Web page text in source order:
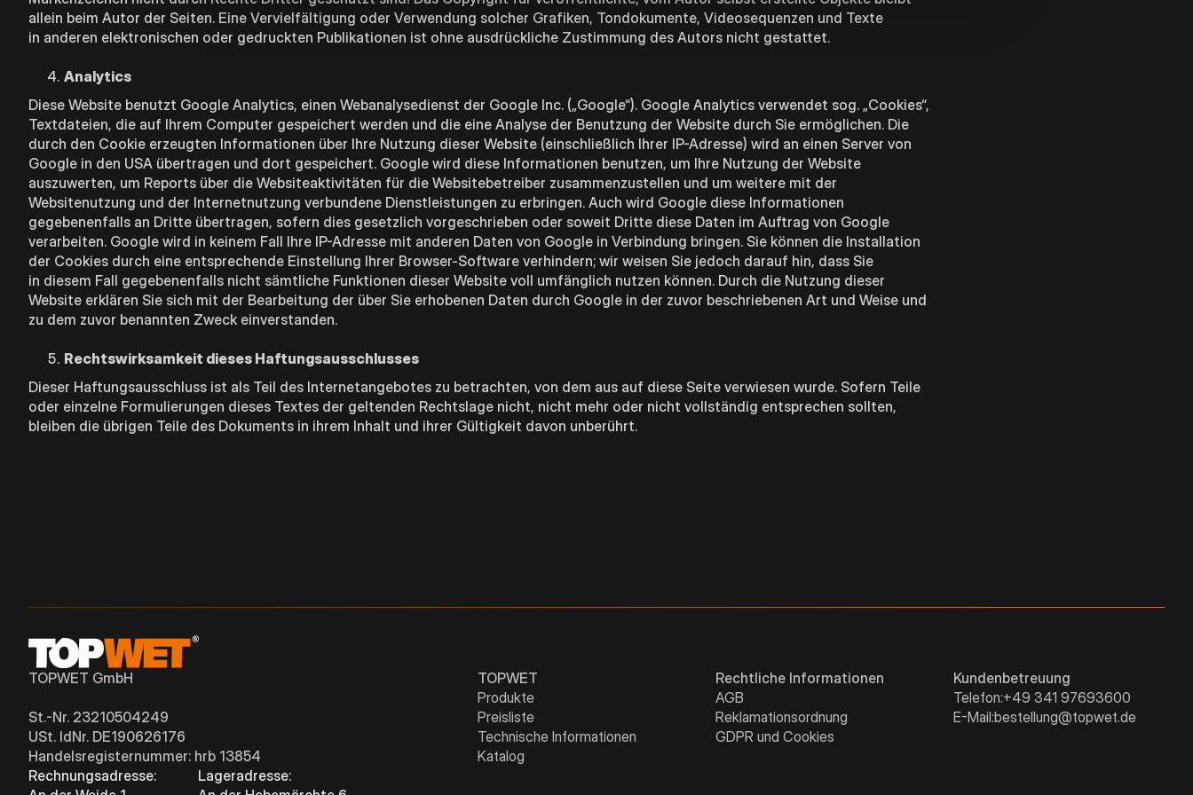
allein beim Autor der Seiten. Eine Vervielfältigung oder Verwendung solcher Grafiken, Tondokumente, Videosequenzen und Texte
in anderen elektronischen oder gedruckten Publikationen ist ohne ausdrückliche Zustimmung des Autors nicht gestattet.
Analytics
Diese Website benutzt Google Analytics, einen Webanalysedienst der Google Inc. („Google“). Google Analytics verwendet sog. „Cookies“,
Textdateien, die auf Ihrem Computer gespeichert werden und die eine Analyse der Benutzung der Website durch Sie ermöglichen. Die
durch den Cookie erzeugten Informationen über Ihre Nutzung dieser Website (einschließlich Ihrer IP-Adresse) wird an einen Server von
Google in den USA übertragen und dort gespeichert. Google wird diese Informationen benutzen, um Ihre Nutzung der Website
auszuwerten, um Reports über die Websiteaktivitäten für die Websitebetreiber zusammenzustellen und um weitere mit der
Websitenutzung und der Internetnutzung verbundene Dienstleistungen zu erbringen. Auch wird Google diese Informationen
gegebenenfalls an Dritte übertragen, sofern dies gesetzlich vorgeschrieben oder soweit Dritte diese Daten im Auftrag von Google
verarbeiten. Google wird in keinem Fall Ihre IP-Adresse mit anderen Daten von Google in Verbindung bringen. Sie können die Installation
der Cookies durch eine entsprechende Einstellung Ihrer Browser-Software verhindern; wir weisen Sie jedoch darauf hin, dass Sie
in diesem Fall gegebenenfalls nicht sämtliche Funktionen dieser Website voll umfänglich nutzen können. Durch die Nutzung dieser
Website erklären Sie sich mit der Bearbeitung der über Sie erhobenen Daten durch Google in der zuvor beschriebenen Art und Weise und
zu dem zuvor benannten Zweck einverstanden.
Rechtswirksamkeit dieses Haftungsausschlusses
Dieser Haftungsausschluss ist als Teil des Internetangebotes zu betrachten, von dem aus auf diese Seite verwiesen wurde. Sofern Teile
oder einzelne Formulierungen dieses Textes der geltenden Rechtslage nicht, nicht mehr oder nicht vollständig entsprechen sollten,
bleiben die übrigen Teile des Dokuments in ihrem Inhalt und ihrer Gültigkeit davon unberührt.
TOPWET GmbH
St.-Nr. 23210504249
USt. IdNr. DE190626176
Handelsregisternummer: hrb 13854
Rechnungsadresse:
Lageradresse:
Kundenbetreuung
Telefon:+49 341 97693600
E-Mail:bestellung@topwet.de
TOPWET
Produkte
Preisliste
Technische Informationen
Katalog
Rechtliche Informationen
AGB
Reklamationsordnung
GDPR und Cookies